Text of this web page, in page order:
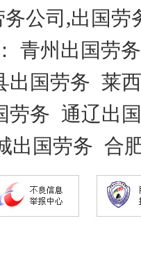
务公司,出国
青州出国劳务
出国劳务 莱
劳务 通辽出
出国劳务 合